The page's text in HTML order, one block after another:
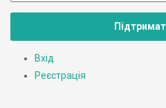
Вхід
Реєстрація